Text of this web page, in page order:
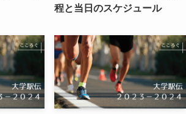
程と当日のスケジュール